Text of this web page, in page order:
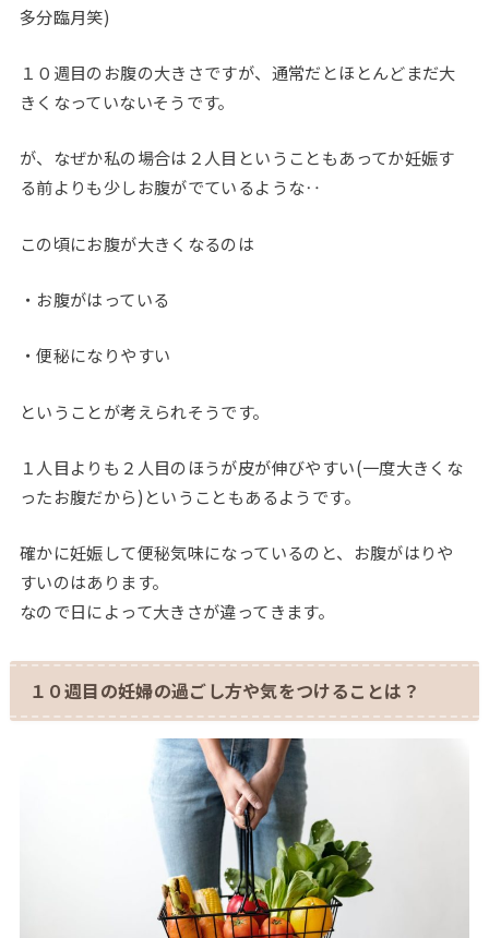
多分臨月笑)
１０週目のお腹の大きさですが、通常だとほとんどまだ大
きくなっていないそうです。
が、なぜか私の場合は２人目ということもあってか妊娠す
る前よりも少しお腹がでているような‥
この頃にお腹が大きくなるのは
・お腹がはっている
・便秘になりやすい
ということが考えられそうです。
１人目よりも２人目のほうが皮が伸びやすい(一度大きくな
ったお腹だから)ということもあるようです。
確かに妊娠して便秘気味になっているのと、お腹がはりや
すいのはあります。
なので日によって大きさが違ってきます。
１０週目の妊婦の過ごし方や気をつけることは？